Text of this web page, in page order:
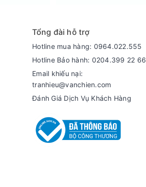
Tổng đài hỗ trợ
Hotline mua hàng: 0964.022.555
Hotline Bảo hành: 0204.399 22 66
Email khiếu nại:
tranhieu@vanchien.com
Đánh Giá Dịch Vụ Khách Hàng